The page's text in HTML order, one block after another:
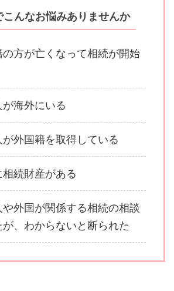
こんなお悩みありませんか
の方が亡くなって相続が開始
海外にいる
が外国籍を取得している
続財産がある
や外国が関係する相続の相談
が、わからないと断られた